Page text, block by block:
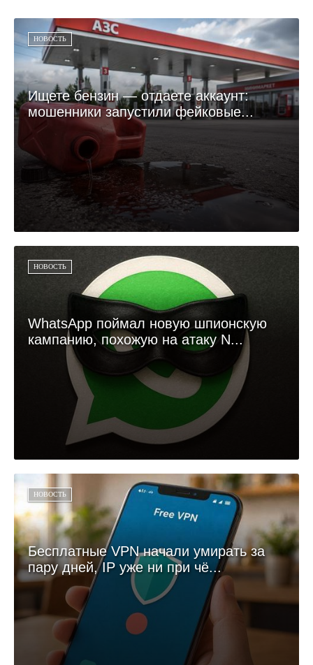
НОВОСТЬ
Ищете бензин — отдаете аккаунт:
мошенники запустили фейковые...
НОВОСТЬ
WhatsApp поймал новую шпионскую
кампанию, похожую на атаку N...
НОВОСТЬ
Бесплатные VPN начали умирать за
пару дней, IP уже ни при чё...